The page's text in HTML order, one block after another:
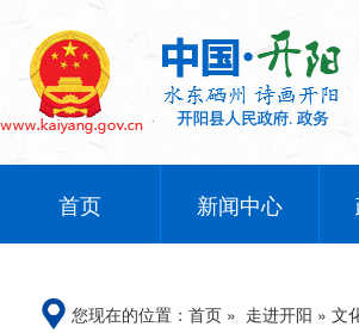
首页 新闻中心
您现在的位置： 首页 » 走进开阳 » 文